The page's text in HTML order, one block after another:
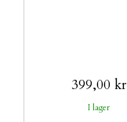
399,00 kr
I lager